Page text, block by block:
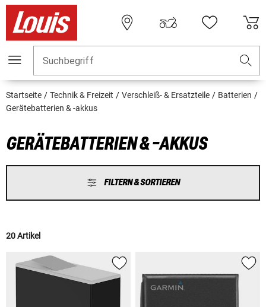
Suchbegriff
Startseite Technik & Freizeit Verschleiß- & Ersatzteile
Batterien
Gerätebatterien & -akkus
GERÄTEBATTERIEN & -AKKUS
FILTERN & SORTIEREN
20 Artikel